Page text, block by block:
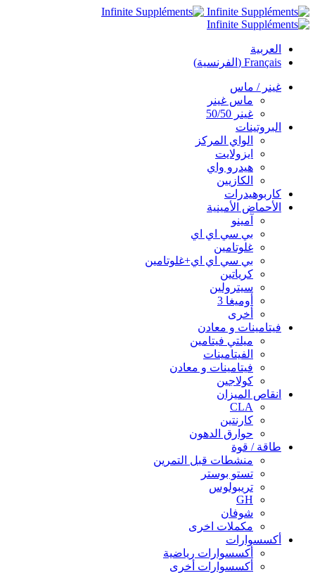
العربية
Français
( الفرنسية)
غينر / ماس
ماس غينر
غينر 50/50
البروتينات
الواي المركز
ايزولايت
هيدرو واي
الكازيين
كاربوهيدرات
الأحماض الأمينية
آمينو
بي سي اي اي
غلوتامين
بي سي اي اي+غلوتامين
كرياتين
سيترولين
أوميغا 3
أخرى
فيتامينات و معادن
ميلتي فيتامين
الفيتامينات
فيتامينات و معادن
كولاجين
انقاص الميزان
CLA
كارنتين
حوارق الدهون
طاقة / قوة
منشطات قبل التمرين
تستو بوستر
تريبولوس
GH
شوفان
مكملات اخرى
أكسسوارات
أكسسوارات رياضية
أكسسوارات أخرى